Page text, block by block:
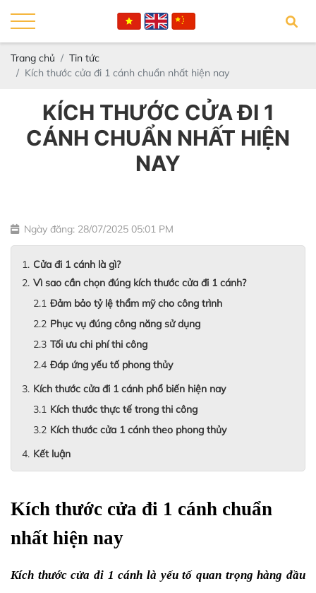
Trang chủ
Tin tức
Kích thước cửa đi 1 cánh chuẩn nhất hiện nay
KÍCH THƯỚC CỬA ĐI 1
CÁNH CHUẨN NHẤT HIỆN
NAY
Ngày đăng: 28/07/2025 05:01 PM
Cửa đi 1 cánh là gì?
Vì sao cần chọn đúng kích thước cửa đi 1 cánh?
Đảm bảo tỷ lệ thẩm mỹ cho công trình
Phục vụ đúng công năng sử dụng
Tối ưu chi phí thi công
Đáp ứng yếu tố phong thủy
Kích thước cửa đi 1 cánh phổ biến hiện nay
Kích thước thực tế trong thi công
Kích thước cửa 1 cánh theo phong thủy
Kết luận
Kích thước cửa đi 1 cánh chuẩn
nhất hiện nay
Kích thước cửa đi 1 cánh là yếu tố quan trọng hàng đầu